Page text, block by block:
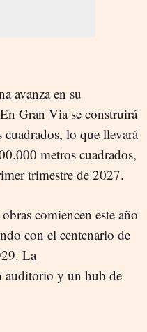
avanza en su
Gran Via se construirá
lo que llevará
metros cuadrados,
trimestre de 2027.
comiencen este año
con el centenario de
La
auditorio y un hub de